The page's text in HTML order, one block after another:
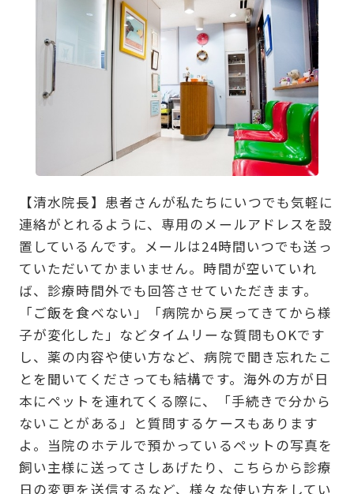
【清水院長】患者さんが私たちにいつでも気軽に
連絡がとれるように、専用のメールアドレスを設
置しているんです。メールは24時間いつでも送っ
ていただいてかまいません。時間が空いていれ
ば、診療時間外でも回答させていただきます。
「ご飯を食べない」「病院から戻ってきてから様
子が変化した」などタイムリーな質問もOKです
し、薬の内容や使い方など、病院で聞き忘れたこ
とを聞いてくださっても結構です。海外の方が日
本にペットを連れてくる際に、「手続きで分から
ないことがある」と質問するケースもあります
よ。当院のホテルで預かっているペットの写真を
飼い主様に送ってさしあげたり、こちらから診療
日の変更を送信するなど、様々な使い方をしてい